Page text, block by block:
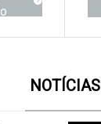
NOTÍCIAS